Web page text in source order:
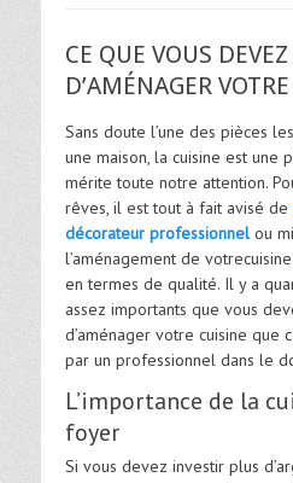
CE QUE VOUS
D’AMÉNAGER
Sans doute l’une des pièces
une maison, la cuisine est une
mérite toute notre attention.
rêves, il est tout à fait avisé de
décorateur professionnelou
l’aménagement de
en termes de qualité. Il y a
assez importants que vous
d’aménager votre cuisine que
par un professionnel dans le
L’importance de la
foyer
Si vous devez investir plus